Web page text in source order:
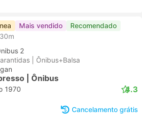
Mais vendido Recomendado
2
| Ônibus+Balsa
| Ônibus
1970 4.3
Cancelamento grátis